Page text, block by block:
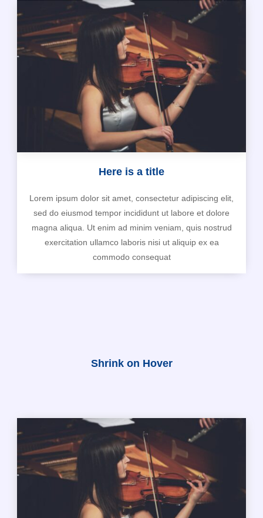
Here is a title
Lorem ipsum dolor sit amet, consectetur adipiscing elit,
sed do eiusmod tempor incididunt ut labore et dolore
magna aliqua. Ut enim ad minim veniam, quis nostrud
exercitation ullamco laboris nisi ut aliquip ex ea
commodo consequat
Shrink on Hover